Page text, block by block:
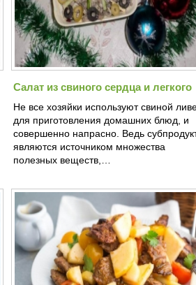
Салат из свиного сердца и легкого
Не все хозяйки используют свиной
для приготовления домашних блюд, и
совершенно напрасно. Ведь
являются источником множества
полезных веществ,…